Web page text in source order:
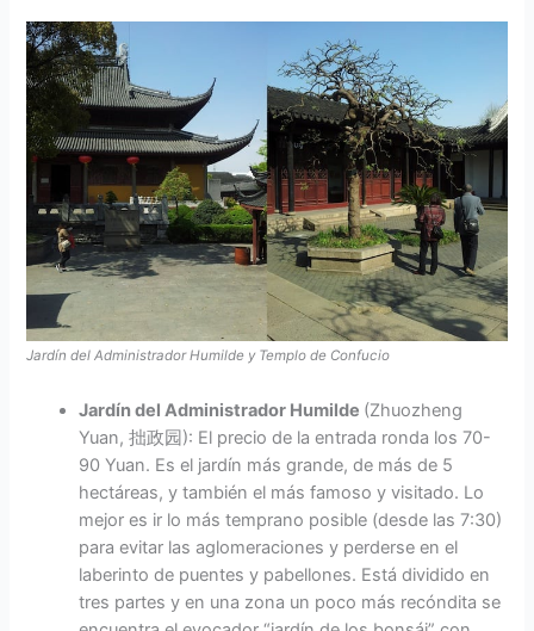
Jardín del Administrador Humilde y Templo de Confucio
Jardín del Administrador Humilde (Zhuozheng
Yuan, 拙政园): El precio de la entrada ronda los 70-
90 Yuan. Es el jardín más grande, de más de 5
hectáreas, y también el más famoso y visitado. Lo
mejor es ir lo más temprano posible (desde las 7:30)
para evitar las aglomeraciones y perderse en el
laberinto de puentes y pabellones. Está dividido en
tres partes y en una zona un poco más recóndita se